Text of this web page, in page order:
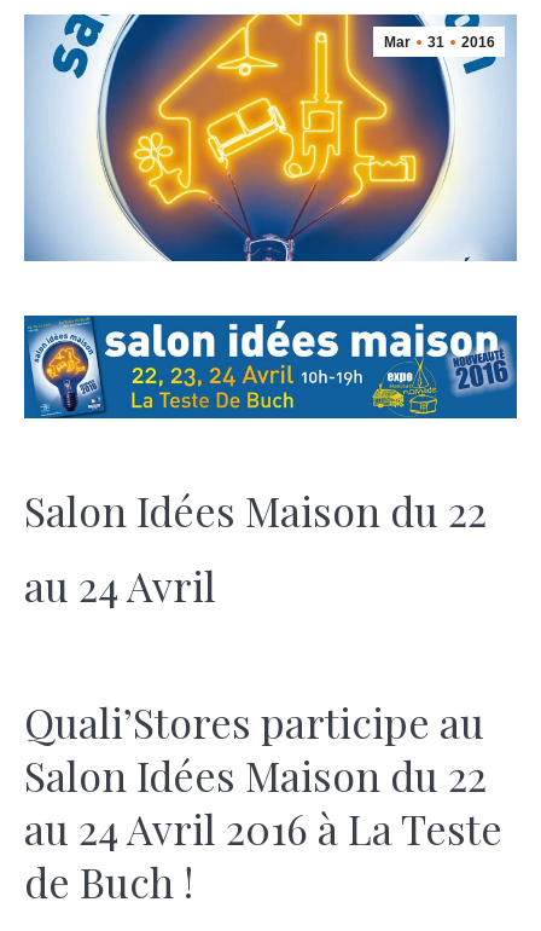
Mar 31 2016
Salon Idées Maison du 22
au 24 Avril
Quali’Stores participe au
Salon Idées Maison du 22
au 24 Avril 2016 à La Teste
de Buch !